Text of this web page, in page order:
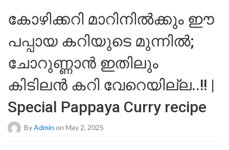
കോഴിക്കറി മാറിനിൽക്കും ഈ
പപ്പായ കറിയുടെ മുന്നിൽ;
ചോറുണ്ണാൻ ഇതിലും
കിടിലൻ കറി വേറെയില്ല..!! |
Special Pappaya Curry recipe
ByAdmin on May 2, 2025